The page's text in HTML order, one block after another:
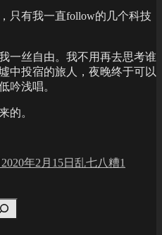
只有我一直follow的几个科技
一丝自由。我不用再去思考谁
中投宿的旅人，夜晚终于可以
吟浅唱。
的。
2020年2月15日 乱七八糟1